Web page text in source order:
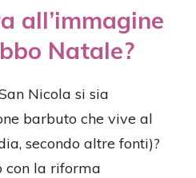
all’immagine
Natale?
Nicola si sia
barbuto che vive al
secondo altre fonti)?
con la riforma